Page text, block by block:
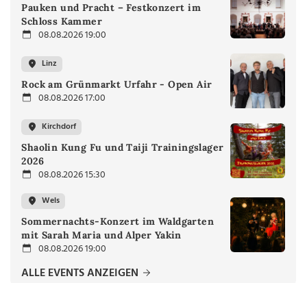
Pauken und Pracht – Festkonzert im
Schloss Kammer
08.08.2026 19:00
Linz
Rock am Grünmarkt Urfahr - Open Air
08.08.2026 17:00
Kirchdorf
Shaolin Kung Fu und Taiji Trainingslager
2026
08.08.2026 15:30
Wels
Sommernachts-Konzert im Waldgarten
mit Sarah Maria und Alper Yakin
08.08.2026 19:00
ALLE EVENTS ANZEIGEN